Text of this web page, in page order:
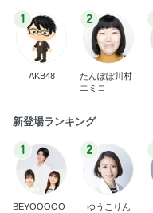
1
AKB48
2
たんぽぽ川村
エミコ
新登場ランキング
1
BEYOOOOO
2
ゆうこりん